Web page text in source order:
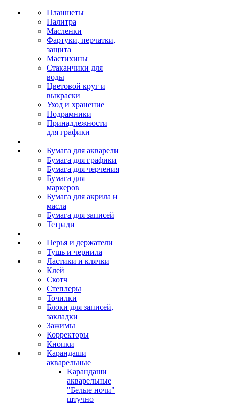
Планшеты
Палитра
Масленки
Фартуки, перчатки,
защита
Мастихины
Стаканчики для
воды
Цветовой круг и
выкраски
Уход и хранение
Подрамники
Принадлежности
для графики
Бумага для акварели
Бумага для графики
Бумага для черчения
Бумага для
маркеров
Бумага для акрила и
масла
Бумага для записей
Тетради
Перья и держатели
Тушь и чернила
Ластики и клячки
Клей
Скотч
Степлеры
Точилки
Блоки для записей,
закладки
Зажимы
Корректоры
Кнопки
Карандаши
акварельные
Карандаши
акварельные
"Белые ночи"
штучно